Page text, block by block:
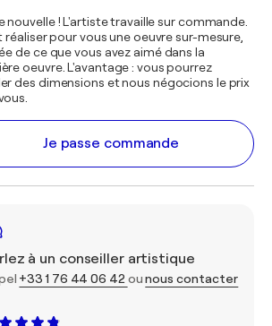
nouvelle ! L'artiste travaille sur commande.
réaliser pour vous une oeuvre sur-mesure,
de ce que vous avez aimé dans la
oeuvre. L'avantage : vous pourrez
des dimensions et nous négocions le prix
Je passe commande
à un conseiller artistique
+33 1 76 44 06 42 ounous contacter